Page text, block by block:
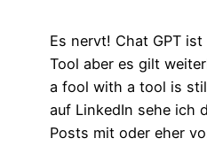
Es nervt! Chat GPT
Tool aber es gilt
a fool with a tool is
auf LinkedIn sehe ich
Posts mit oder eher